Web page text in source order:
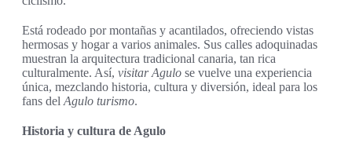
Está rodeado por montañas y acantilados, ofreciendo vistas
hermosas y hogar a varios animales. Sus calles adoquinadas
muestran la arquitectura tradicional canaria, tan rica
culturalmente. Así, visitar Agulo se vuelve una experiencia
única, mezclando historia, cultura y diversión, ideal para los
fans del Agulo turismo.
Historia y cultura de Agulo